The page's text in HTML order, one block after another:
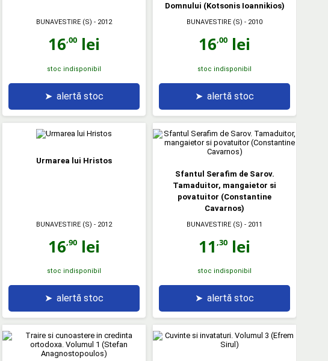
BUNAVESTIRE (S) - 2012
16,00 lei
stoc indisponibil
➤ alertă stoc
Domnului (Kotsonis Ioannikios)
BUNAVESTIRE (S) - 2010
16,00 lei
stoc indisponibil
➤ alertă stoc
Urmarea lui Hristos
BUNAVESTIRE (S) - 2012
16,90 lei
stoc indisponibil
➤ alertă stoc
Sfantul Serafim de Sarov.
Tamaduitor, mangaietor si
povatuitor (Constantine
Cavarnos)
BUNAVESTIRE (S) - 2011
11 ,30 lei
stoc indisponibil
➤ alertă stoc